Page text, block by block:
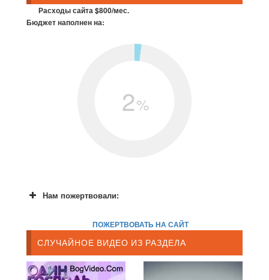
Расходы сайта $800/мес.
Бюджет наполнен на:
2%
Нам пожертвовали:
ПОЖЕРТВОВАТЬ НА САЙТ
СЛУЧАЙНОЕ ВИДЕО ИЗ РАЗДЕЛА